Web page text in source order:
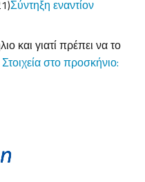
Σύντηξη εναντίον
και γιατί πρέπει να το
Στοιχεία στο προσκήνιο: